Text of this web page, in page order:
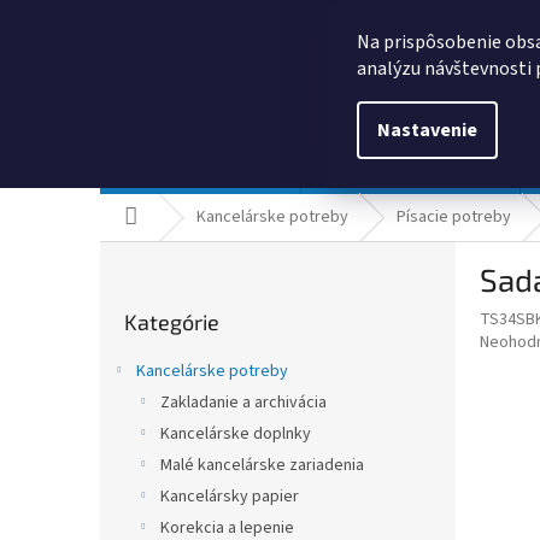
Na prispôsobenie
analýzu návštevnosti
Nastavenie
DomovKancelárske potreby Písacie potreby
kategórie
Kategórie
Kancelárske potreby
Zakladanie a archivácia
Kancelárske doplnky
Malé kancelárske zariadenia
Kancelársky papier
Korekcia a lepenie